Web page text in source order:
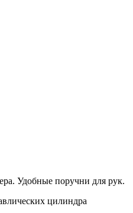
Удобные поручни для рук.
цилиндра